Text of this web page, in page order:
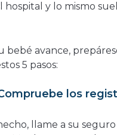
hospital y lo mismo
bebé avance,
5 pasos:
los
llame a su